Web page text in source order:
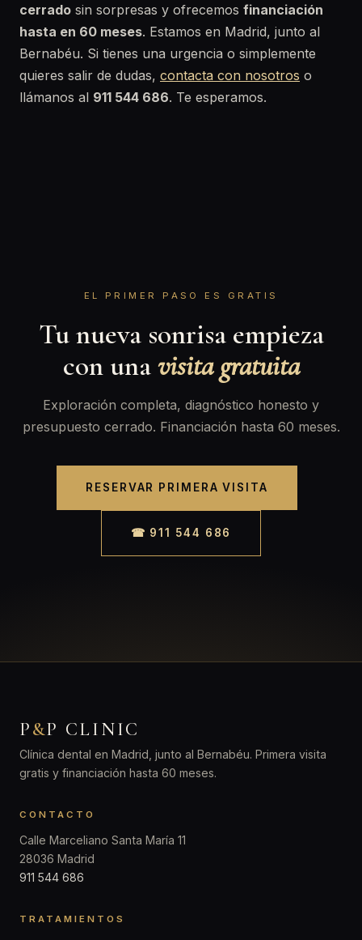
cerrado sin sorpresas y ofrecemos financiación
hasta en 60 meses. Estamos en Madrid, junto al
Bernabéu. Si tienes una urgencia o simplemente
quieres salir de dudas, contacta con nosotros o
llámanos al 911 544 686. Te esperamos.
EL PRIMER PASO ES GRATIS
Tu nueva sonrisa empieza
con unavisita gratuita
Exploración completa, diagnóstico honesto y
presupuesto cerrado. Financiación hasta 60 meses.
RESERVAR PRIMERA VISITA
☎ 911 544 686
P&P CLINIC
Clínica dental en Madrid, junto al Bernabéu. Primera visita
gratis y financiación hasta 60 meses.
CONTACTO
Calle Marceliano Santa María 11
28036 Madrid
911 544 686
TRATAMIENTOS